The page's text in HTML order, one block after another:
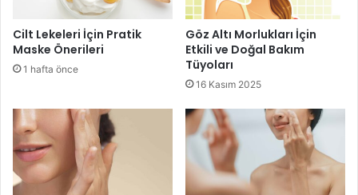
esmer tenli bayanlar için saç rengi
Esmer Tenliler saç rengi
Cilt Lekeleri İçin Pratik
Maske Önerileri
1 hafta önce
Göz Altı Morlukları İçin
Etkili ve Doğal Bakım
Tüyoları
16 Kasım 2025